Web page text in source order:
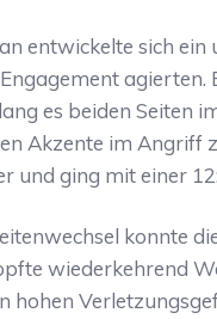
entwickelte sich
es beiden Seiten
Akzente im Angriff
und ging mit einer
konnte
wiederkehrend
hohen